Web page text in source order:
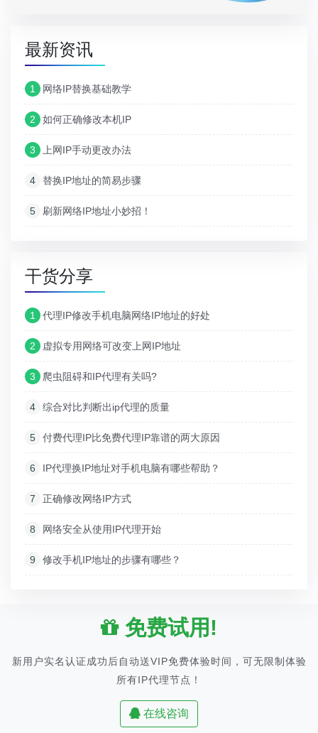
最新资讯
1 网络IP替换基础教学
2 如何正确修改本机IP
3 上网IP手动更改办法
4 替换IP地址的简易步骤
5 刷新网络IP地址小妙招！
干货分享
1 代理IP修改手机电脑网络IP地址的好处
2 虚拟专用网络可改变上网IP地址
3 爬虫阻碍和IP代理有关吗?
4 综合对比判断出ip代理的质量
5 付费代理IP比免费代理IP靠谱的两大原因
6 IP代理换IP地址对手机电脑有哪些帮助？
7 正确修改网络IP方式
8 网络安全从使用IP代理开始
9 修改手机IP地址的步骤有哪些？
免费试用!
新用户实名认证成功后自动送VIP免费体验时间，可无限制体验
所有IP代理节点！
在线咨询